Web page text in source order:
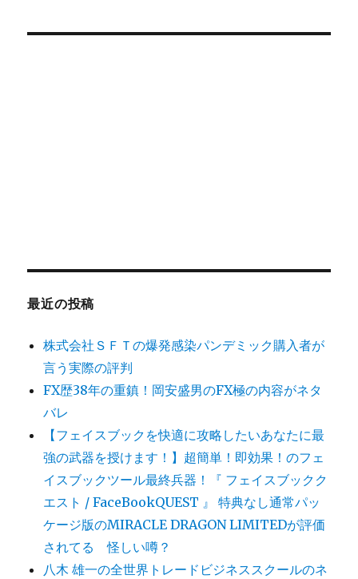
象:
最近の投稿
株式会社ＳＦＴの爆発感染パンデミック購入者が
言う実際の評判
FX歴38年の重鎮！岡安盛男のFX極の内容がネタ
バレ
【フェイスブックを快適に攻略したいあなたに最
強の武器を授けます！】超簡単！即効果！のフェ
イスブックツール最終兵器！『 フェイスブックク
エスト / FaceBookQUEST 』 特典なし通常パッ
ケージ版のMIRACLE DRAGON LIMITEDが評価
されてる 怪しい噂？
八木 雄一の全世界トレードビジネススクールのネ